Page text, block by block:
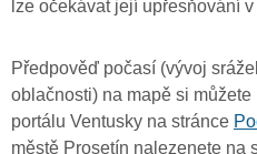
lze očekávat její upřesňování
Předpověď počasí (vývoj
oblačnosti) na mapě si
portálu Ventusky na stránce
městě Prosetín nalezenete na